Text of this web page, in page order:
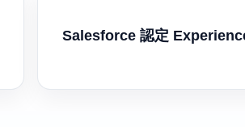
Salesforce 認定